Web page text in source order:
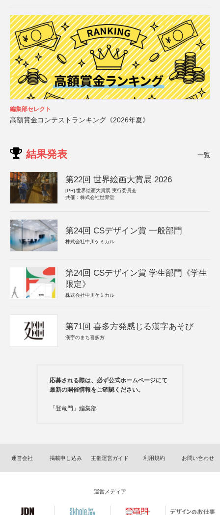
編集部セレクト
高額賞金コンテストランキング《2026年夏》
結果発表 一覧
第22回 世界絵画大賞展 2026
[PR] 世界絵画大賞展 実行委員会
共催：株式会社世界堂
第24回 CSデザイン賞 一般部門
株式会社中川ケミカル
第24回 CSデザイン賞 学生部門《学生
限定》
株式会社中川ケミカル
第71回 喜多方発感じる漢字あそび
漢字のまち喜多方
応募される際は、必ず公式ホームページにて
最新の開催情報をご確認ください。
「登竜門」編集部
運営会社 掲載申し込み 主催運営ガイド 利用規約 お問い合わせ
運営メディア